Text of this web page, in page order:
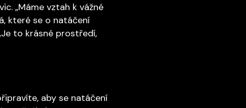
„Máme vztah k vážné
které se o natáčení
to krásné prostředí,
aby se natáčení